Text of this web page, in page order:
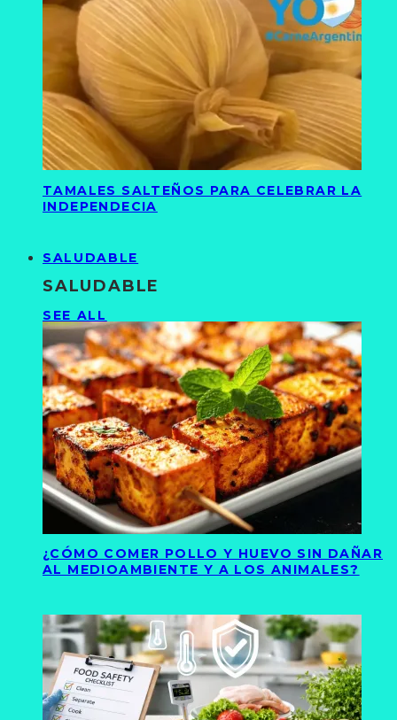
TAMALES SALTEÑOS PARA CELEBRAR LA
INDEPENDECIA
SALUDABLE
SALUDABLE
SEE ALL
¿CÓMO COMER POLLO Y HUEVO SIN DAÑAR
AL MEDIOAMBIENTE Y A LOS ANIMALES?